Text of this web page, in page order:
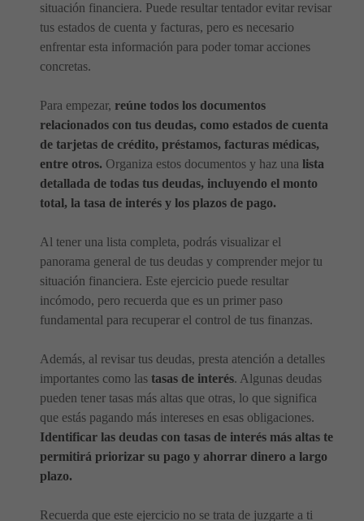
situación financiera. Puede resultar tentador evitar revisar
tus estados de cuenta y facturas, pero es necesario
enfrentar esta información para poder tomar acciones
concretas.
Para empezar, reúne todos los documentos
relacionados con tus deudas, como estados de cuenta
de tarjetas de crédito, préstamos, facturas médicas,
entre otros. Organiza estos documentos y haz una lista
detallada de todas tus deudas, incluyendo el monto
total, la tasa de interés y los plazos de pago.
Al tener una lista completa, podrás visualizar el
panorama general de tus deudas y comprender mejor tu
situación financiera. Este ejercicio puede resultar
incómodo, pero recuerda que es un primer paso
fundamental para recuperar el control de tus finanzas.
Además, al revisar tus deudas, presta atención a detalles
importantes como las tasas de interés. Algunas deudas
pueden tener tasas más altas que otras, lo que significa
que estás pagando más intereses en esas obligaciones.
Identificar las deudas con tasas de interés más altas te
permitirá priorizar su pago y ahorrar dinero a largo
plazo.
Recuerda que este ejercicio no se trata de juzgarte a ti